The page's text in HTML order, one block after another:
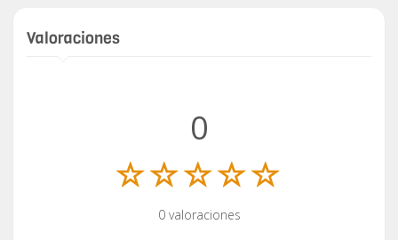
Valoraciones
0
0 valoraciones